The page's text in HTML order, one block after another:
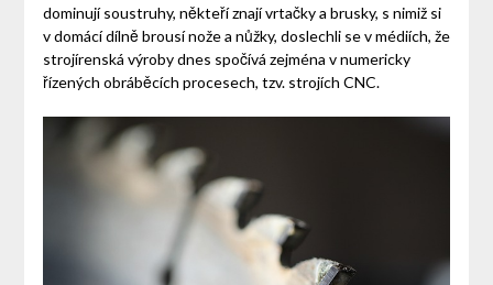
dominují soustruhy, někteří znají vrtačky a brusky, s nimiž si
v domácí dílně brousí nože a nůžky, doslechli se v médiích, že
strojírenská výroby dnes spočívá zejména v numericky
řízených obráběcích procesech, tzv. strojích CNC.